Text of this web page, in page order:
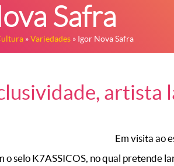
Safra
»Variedades » Igor Nova Safra
artista
Em visita ao
o selo K7ASSICOS, no qual pretende